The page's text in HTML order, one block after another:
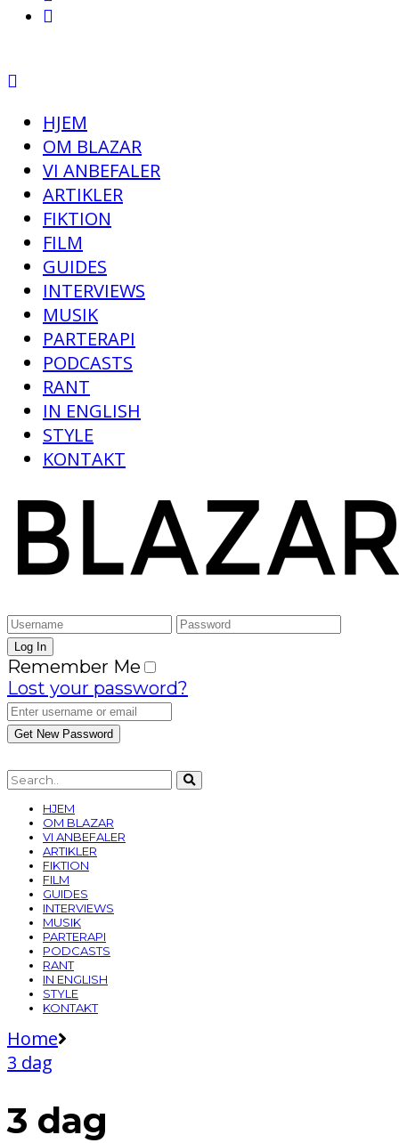
HJEM
OM BLAZAR
VI ANBEFALER
ARTIKLER
FIKTION
FILM
GUIDES
INTERVIEWS
MUSIK
PARTERAPI
PODCASTS
RANT
IN ENGLISH
STYLE
KONTAKT
Remember Me
Lost your password?
HJEM
OM BLAZAR
VI ANBEFALER
ARTIKLER
FIKTION
FILM
GUIDES
INTERVIEWS
MUSIK
PARTERAPI
PODCASTS
RANT
IN ENGLISH
STYLE
KONTAKT
Home
3 dag
3 dag